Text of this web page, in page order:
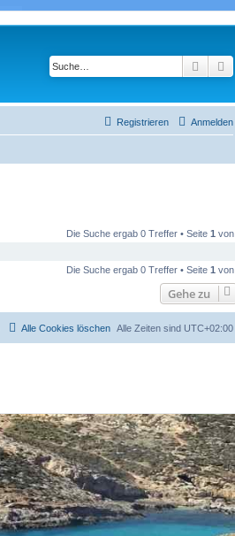
Suche
Anmelden
Registrieren
Die Suche ergab 0 Treffer • Seite 1 von
Die Suche ergab 0 Treffer • Seite 1 von
Gehe zu
Alle Zeiten sind UTC+02:00
Alle Cookies löschen